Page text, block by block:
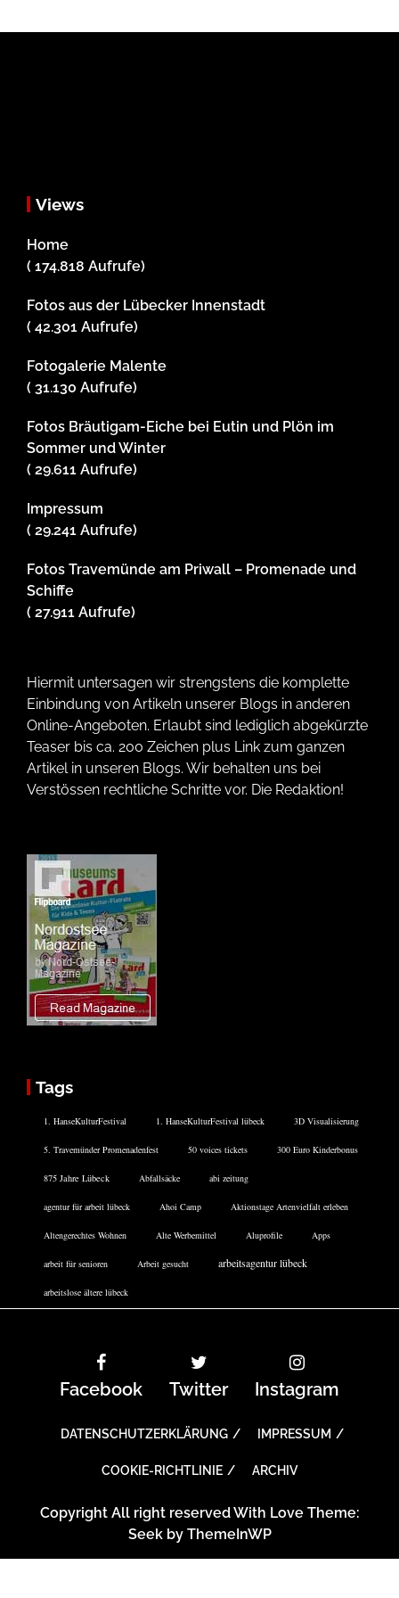
Views
Home
( 174.818 Aufrufe)
Fotos aus der Lübecker Innenstadt
( 42.301 Aufrufe)
Fotogalerie Malente
( 31.130 Aufrufe)
Fotos Bräutigam-Eiche bei Eutin und Plön im
Sommer und Winter
( 29.611 Aufrufe)
Impressum
( 29.241 Aufrufe)
Fotos Travemünde am Priwall – Promenade und
Schiffe
( 27.911 Aufrufe)
Hiermit untersagen wir strengstens die komplette
Einbindung von Artikeln unserer Blogs in anderen
Online-Angeboten. Erlaubt sind lediglich abgekürzte
Teaser bis ca. 200 Zeichen plus Link zum ganzen
Artikel in unseren Blogs. Wir behalten uns bei
Verstössen rechtliche Schritte vor. Die Redaktion!
Tags
1. HanseKulturFestival 1. HanseKulturFestival lübeck 3D Visualisierung
5. Travemünder Promenadenfest 50 voices tickets 300 Euro Kinderbonus
875 Jahre Lübeck Abfallsäcke abi zeitung
agentur für arbeit lübeck Ahoi Camp Aktionstage Artenvielfalt erleben
Altengerechtes Wohnen Alte Werbemittel Aluprofile Apps
arbeit für senioren Arbeit gesucht arbeitsagentur lübeck
arbeitslose ältere lübeck
Facebook Twitter Instagram
DATENSCHUTZERKLÄRUNG IMPRESSUM
COOKIE-RICHTLINIE ARCHIV
Copyright All right reserved With Love Theme:
Seek by ThemeInWP